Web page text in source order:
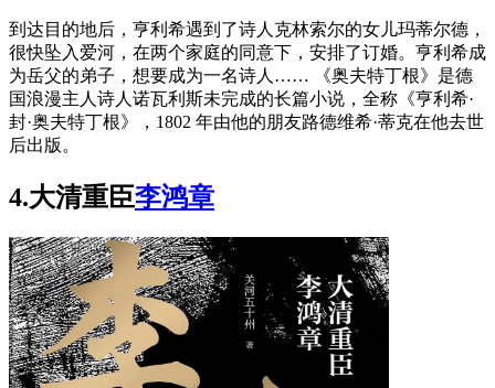
到达目的地后，亨利希遇到了诗人克林索尔的女儿玛蒂尔德，
很快坠入爱河，在两个家庭的同意下，安排了订婚。亨利希成
为岳父的弟子，想要成为一名诗人…… 《奥夫特丁根》是德
国浪漫主人诗人诺瓦利斯未完成的长篇小说，全称《亨利希·
封·奥夫特丁根》，1802 年由他的朋友路德维希·蒂克在他去世
后出版。
4.大清重臣李鸿章